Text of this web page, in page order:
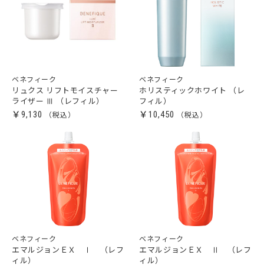
ベネフィーク
リュクス リフトモイスチャー
ライザー Ⅲ （レフィル）
￥9,130
ベネフィーク
ホリスティックホワイト （レ
フィル）
￥10,450
ベネフィーク
エマルジョンＥＸ Ⅰ （レフ
ィル）
ベネフィーク
エマルジョンＥＸ Ⅱ （レフ
ィル）